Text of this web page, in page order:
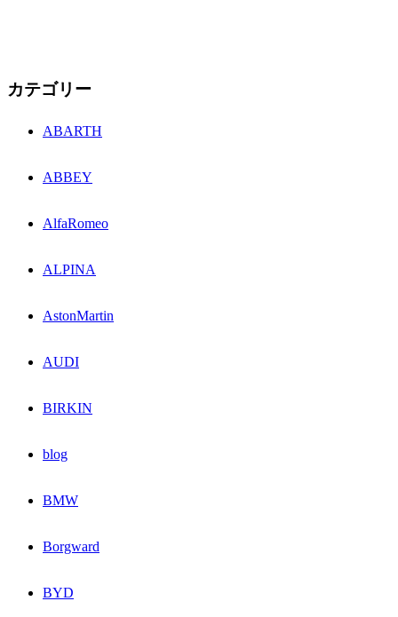
カテゴリー
ABARTH
ABBEY
AlfaRomeo
ALPINA
AstonMartin
AUDI
BIRKIN
blog
BMW
Borgward
BYD